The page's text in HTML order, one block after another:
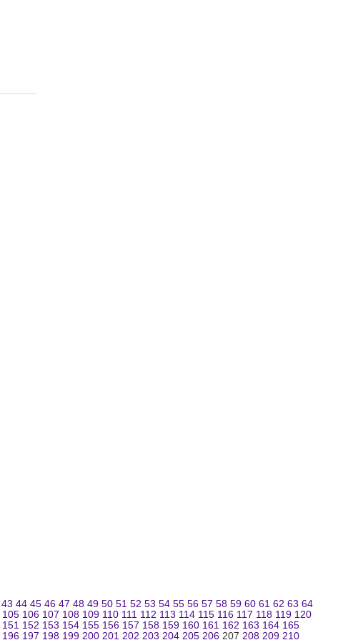
43 44 45 46 47 48 49 50 51 52 53 54 55 56 57 58 59 60 61 62 63 64
105 106 107 108 109 110 111 112 113 114 115 116 117 118 119 120
151 152 153 154 155 156 157 158 159 160 161 162 163 164 165
196 197 198 199 200 201 202 203 204 205 206 207 208 209 210